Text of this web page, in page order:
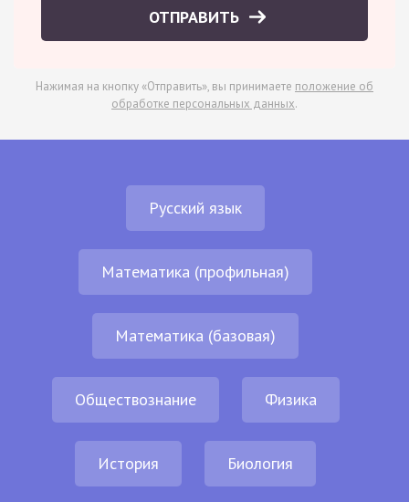
ОТПРАВИТЬ
Нажимая на кнопку «Отправить», вы принимаете положение об
обработке персональных данных.
Русский язык
Математика (профильная)
Математика (базовая)
Обществознание Физика
История Биология